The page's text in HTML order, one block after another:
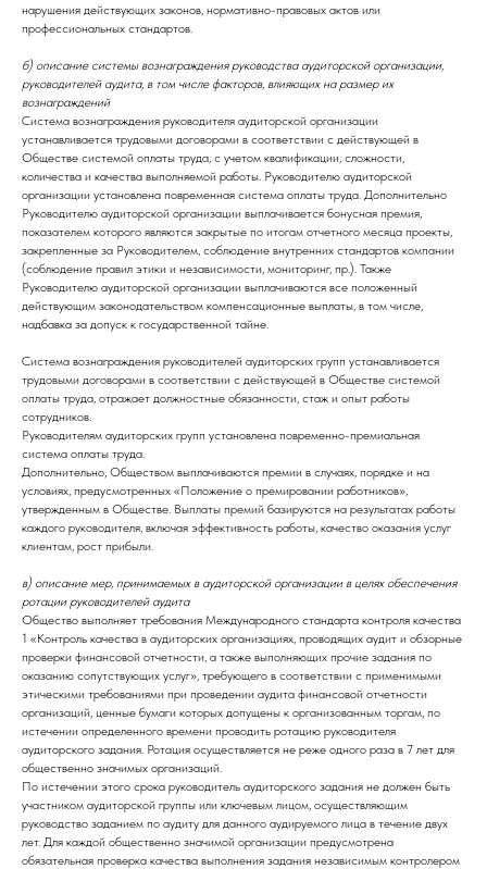
нарушения действующих законов, нормативно-правовых актов или
профессиональных стандартов.
б) описание системы вознаграждения руководства аудиторской организации,
руководителей аудита, в том числе факторов, влияющих на размер их
вознаграждений
Система вознаграждения руководителя аудиторской организации
устанавливается трудовыми договорами в соответствии с действующей в
Обществе системой оплаты труда, с учетом квалификации, сложности,
количества и качества выполняемой работы. Руководителю аудиторской
организации установлена повременная система оплаты труда. Дополнительно
Руководителю аудиторской организации выплачивается бонусная премия,
показателем которого являются закрытые по итогам отчетного месяца проекты,
закрепленные за Руководителем, соблюдение внутренних стандартов компании
(соблюдение правил этики и независимости, мониторинг, пр.). Также
Руководителю аудиторской организации выплачиваются все положенный
действующим законодательством компенсационные выплаты, в том числе,
надбавка за допуск к государственной тайне.
Система вознаграждения руководителей аудиторских групп устанавливается
трудовыми договорами в соответствии с действующей в Обществе системой
оплаты труда, отражает должностные обязанности, стаж и опыт работы
сотрудников.
Руководителям аудиторских групп установлена повременно-премиальная
система оплаты труда.
Дополнительно, Обществом выплачиваются премии в случаях, порядке и на
условиях, предусмотренных «Положение о премировании работников»,
утвержденным в Обществе. Выплаты премий базируются на результатах работы
каждого руководителя, включая эффективность работы, качество оказания услуг
клиентам, рост прибыли.
в) описание мер, принимаемых в аудиторской организации в целях обеспечения
ротации руководителей аудита
Общество выполняет требования Международного стандарта контроля качества
1 «Контроль качества в аудиторских организациях, проводящих аудит и обзорные
проверки финансовой отчетности, а также выполняющих прочие задания по
оказанию сопутствующих услуг», требующего в соответствии с применимыми
этическими требованиями при проведении аудита финансовой отчетности
организаций, ценные бумаги которых допущены к организованным торгам, по
истечении определенного времени проводить ротацию руководителя
аудиторского задания. Ротация осуществляется не реже одного раза в 7 лет для
общественно значимых организаций.
По истечении этого срока руководитель аудиторского задания не должен быть
участником аудиторской группы или ключевым лицом, осуществляющим
руководство заданием по аудиту для данного аудируемого лица в течение двух
лет. Для каждой общественно значимой организации предусмотрена
обязательная проверка качества выполнения задания независимым контролером